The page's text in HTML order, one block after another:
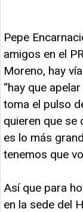
Pepe
amigos en el
Moreno, hay
“hay que
toma el pulso
quieren que se
es lo más
tenemos que
Así que para
en la sede del